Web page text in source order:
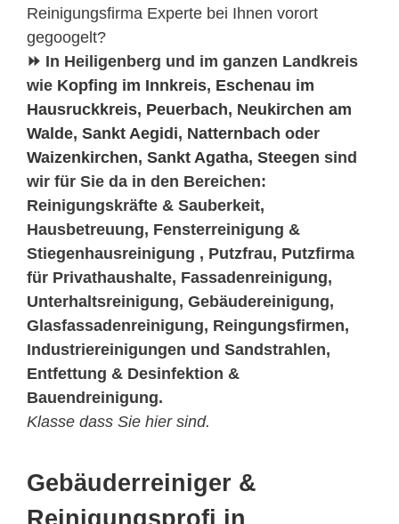
Reinigungsfirma Experte bei Ihnen vorort
gegoogelt?
⏩ In Heiligenberg und im ganzen Landkreis
wie Kopfing im Innkreis, Eschenau im
Hausruckkreis, Peuerbach, Neukirchen am
Walde, Sankt Aegidi, Natternbach oder
Waizenkirchen, Sankt Agatha, Steegen sind
wir für Sie da in den Bereichen:
Reinigungskräfte & Sauberkeit,
Hausbetreuung, Fensterreinigung &
Stiegenhausreinigung , Putzfrau, Putzfirma
für Privathaushalte, Fassadenreinigung,
Unterhaltsreinigung, Gebäudereinigung,
Glasfassadenreinigung, Reingungsfirmen,
Industriereinigungen und Sandstrahlen,
Entfettung & Desinfektion &
Bauendreinigung.
Klasse dass Sie hier sind.
Gebäuderreiniger &